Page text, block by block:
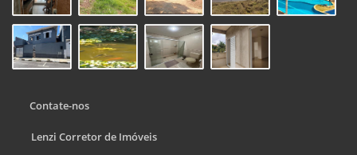
Contate-nos
Lenzi Corretor de Imóveis